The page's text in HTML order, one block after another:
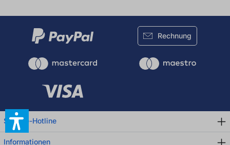
Rechnung
Service-Hotline
Informationen